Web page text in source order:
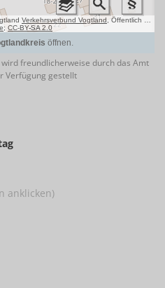
freundlicherweise durch das Amt
Verfügung gestellt
anklicken)